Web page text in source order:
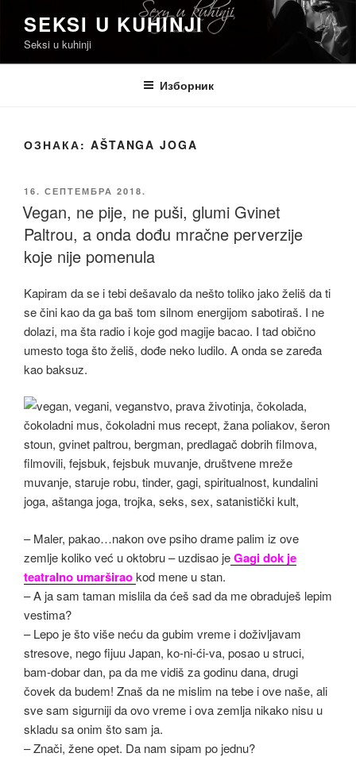
садржај
SEKSI U KUHINJI
Seksi u kuhinji
Изборник
ОЗНАКА: AŠTANGA JOGA
ОБЈАВЉЕНО
16. СЕПТЕМБРА 2018.
Vegan, ne pije, ne puši, glumi Gvinet
Paltrou, a onda dođu mračne perverzije
koje nije pomenula
Kapiram da se i tebi dešavalo da nešto toliko jako želiš da ti
se čini kao da ga baš tom silnom energijom sabotiraš. I ne
dolazi, ma šta radio i koje god magije bacao. I tad obično
umesto toga što želiš, dođe neko ludilo. A onda se zaređa
kao baksuz.
– Maler, pakao…nakon ove psiho drame palim iz ove
zemlje koliko već u oktobru – uzdisao jeGagi dok je
teatralno umarširaokod mene u stan.
– A ja sam taman mislila da ćeš sad da me obraduješ lepim
vestima?
– Lepo je što više neću da gubim vreme i doživljavam
stresove, nego fijuu Japan, ko-ni-ći-va, posao u struci,
bam-dobar dan, pa da me vidiš za godinu dana, drugi
čovek da budem! Znaš da ne mislim na tebe i ove naše, ali
sve sam sigurniji da ovo vreme i ova zemlja nikako nisu u
skladu sa onim što sam ja.
– Znači, žene opet. Da nam sipam po jednu?